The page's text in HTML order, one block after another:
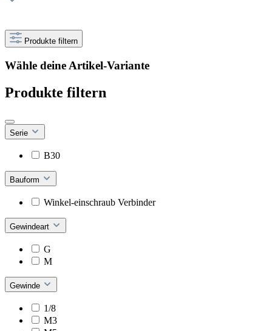
Produkte filtern
Wähle deine Artikel-Variante
Produkte filtern
Serie
B30
Bauform
Winkel-einschraub Verbinder
Gewindeart
G
M
Gewinde
1/8
M3